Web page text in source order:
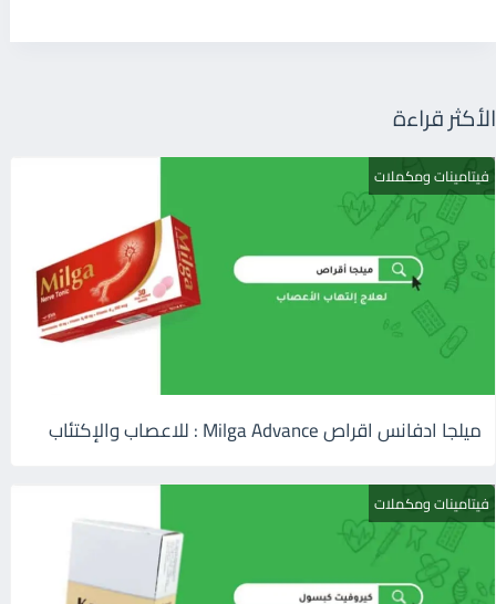
الأكثر قراءة
فيتامينات ومكملات
ميلجا ادفانس اقراص Milga Advance : للاعصاب والإكتئاب
فيتامينات ومكملات